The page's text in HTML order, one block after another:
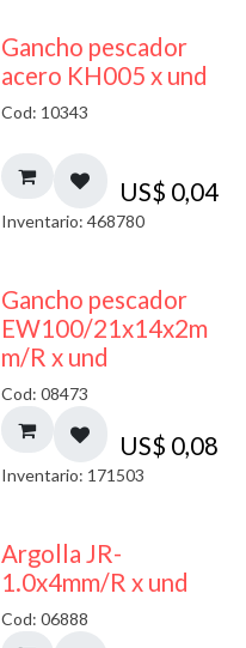
Gancho pescador
acero KH005 x und
Cod: 10343
US$ 0,04
Inventario: 468780
Gancho pescador
EW100/21x14x2m
m/R x und
Cod: 08473
US$ 0,08
Inventario: 171503
Argolla JR-
1.0x4mm/R x und
Cod: 06888